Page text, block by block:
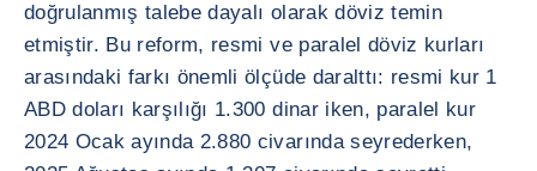
doğrulanmış talebe dayalı olarak döviz temin
etmiştir. Bu reform, resmi ve paralel döviz kurları
arasındaki farkı önemli ölçüde daralttı: resmi kur 1
ABD doları karşılığı 1.300 dinar iken, paralel kur
2024 Ocak ayında 2.880 civarında seyrederken,